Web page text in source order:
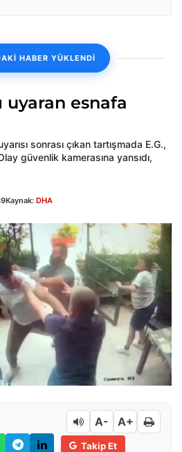
HABER YÜKLENDİ
uyaran esnafa
sonrası çıkan tartışmada E.G.,
güvenlik kamerasına yansıdı,
Kaynak: DHA
A- A+
Takip Et